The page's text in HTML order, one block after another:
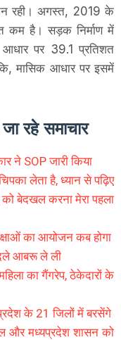
रही। अगस्त, 2019 के
कम है। सड़क निर्माण में
पर 39.1 प्रतिशत
मासिक आधार पर इसमें
रहे समाचार
ने SOP जारी किया
लेता है, ध्यान से पढ़िए
बेदखल करना मेरा पहला
का आयोजन कब होगा
आबरू ले ली
का गैंगरेप, ठेकेदारों के
के 21 जिलों में बरसेंगे
और मध्यप्रदेश शासन को